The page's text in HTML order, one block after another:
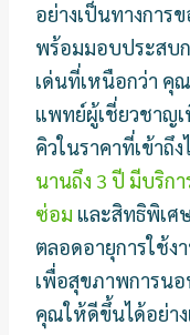
อย่างเป็นทางการ
พร้อมมอบประสบ
เด่นที่เหนือกว่า คุ
แพทย์ผู้เชี่ยวชาญเ
คิวในราคาที่เข้าถึง
นานถึง 3 ปี มีบริกา
ซ่อม และสิทธิพิเศ
ตลอดอายุการใช้ง
เพื่อสุขภาพการน
คุณให้ดีขึ้นได้อย่า